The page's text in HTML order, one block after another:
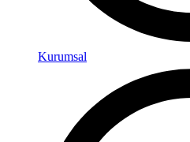
Kurumsal